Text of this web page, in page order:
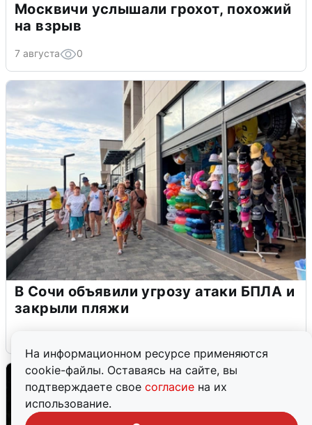
На информационном ресурсе применяются
cookie-файлы. Оставаясь на сайте, вы
подтверждаете свое согласие на их
использование.
Москвичи услышали грохот, похожий
на взрыв
7 августа 0
В Сочи объявили угрозу атаки БПЛА и
закрыли пляжи